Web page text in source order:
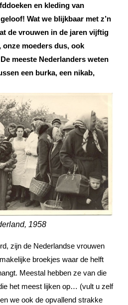
en kleding van
Wat we blijkbaar met z’n
de vrouwen in de jaren vijftig
moeders dus, ook
meeste Nederlanders weten
een burka, een nikab,
1958
zijn de Nederlandse vrouwen
broekjes waar de helft
Meestal hebben ze van die
het meest lijken op… (vult u zelf
we ook de opvallend strakke